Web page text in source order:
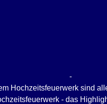
-
Hochzeitsfeuerwerk sind
- das